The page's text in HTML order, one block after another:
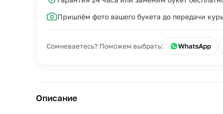
Пришлём фото вашего букета до передачи
Сомневаетесь? Поможем выбрать: WhatsApp
Описание